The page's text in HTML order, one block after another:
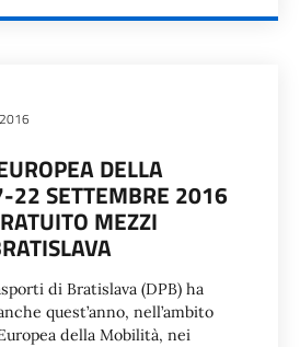
DELLA
22 SETTEMBRE 2016
MEZZI
di Bratislava (DPB) ha
quest’anno, nell’ambito
della Mobilità, nei